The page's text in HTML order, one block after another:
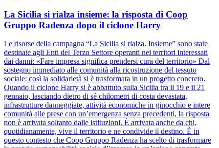
La Sicilia si rialza insieme: la risposta di Coop
Gruppo Radenza dopo il ciclone Harry
Le risorse della campagna “La Sicilia si rialza. Insieme” sono state
destinate agli Enti del Terzo Settore operanti nei territori interessati
dai danni: «Fare impresa significa prendersi cura del territorio» Dal
sostegno immediato alle comunità alla ricostruzione del tessuto
sociale: così la solidarietà si è trasformata in un progetto concreto.
Quando il ciclone Harry si è abbattuto sulla Sicilia tra il 19 e il 21
gennaio, lasciando dietro di sé chilometri di costa devastata,
infrastrutture danneggiate, attività economiche in ginocchio e intere
comunità alle prese con un’emergenza senza precedenti, la risposta
non è arrivata soltanto dalle istituzioni. È arrivata anche da chi,
quotidianamente, vive il territorio e ne condivide il destino. È in
questo contesto che Coop Gruppo Radenza ha scelto di trasformare